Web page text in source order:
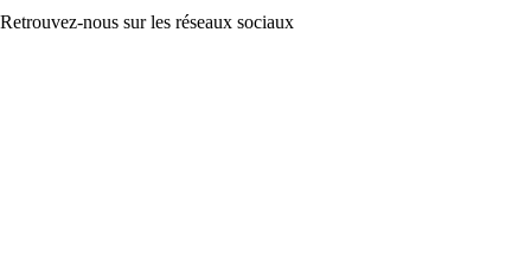
Retrouvez-nous sur les réseaux sociaux